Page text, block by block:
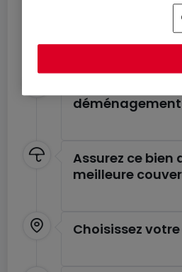
Profitez de ces services
en toute sérénité.
déménagement
Assurez ce bien
meilleure
Choisissez